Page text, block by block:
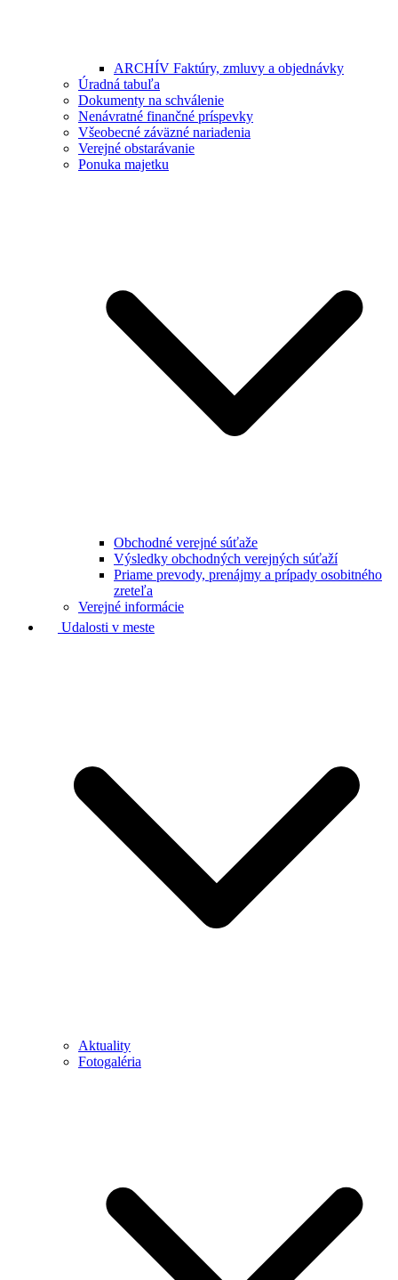
ARCHÍV Faktúry, zmluvy a objednávky
Úradná tabuľa
Dokumenty na schválenie
Nenávratné finančné príspevky
Všeobecné záväzné nariadenia
Verejné obstarávanie
Ponuka majetku
Obchodné verejné súťaže
Výsledky obchodných verejných súťaží
Priame prevody, prenájmy a prípady osobitného
zreteľa
Verejné informácie
Udalosti v meste
Aktuality
Fotogaléria